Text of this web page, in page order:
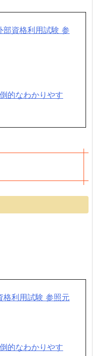
部資格利用試験 参
的なわかりやす
利用試験 参照元
的なわかりやす